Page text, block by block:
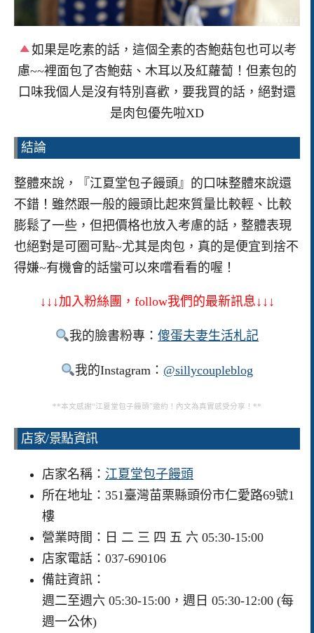
如果是吃素的話，這個全素的杏鮑菇包也可以考
慮~~裡面包了杏鮑菇、木耳以及紅蘿蔔！但素包的
口味我個人是沒有特別喜歡，要我買的話，絕對還
是肉包優先啦XD
結論
整體來說，『江夏堂包子饅頭』的口味整體來說還
不錯！雖然跟一般的饅頭比起來質量比較輕、比較
膨鬆了一些，但把價格也放入考慮的話，整體表現
也絕對是可圈可點~尤其是肉包，真的是便宜到捨不
得嫌~有機會的話蠻可以來嚐看看的喔！
↓↓↓加入粉絲團，follow我們的最新訊息↓↓↓
我的臉書粉專：傻蛋夫妻生活札記
我的Instagram： @sillycoupleblog
**本文感謝“江夏堂包子饅頭”邀約！內文為真實感受分享！ **
店家/景點資訊
店家名稱： 江夏堂包子饅頭
所在地址：351臺灣苗栗縣頭份市仁愛路69號1
樓
營業時間：日 二 三 四 五 六 05:30-15:00
店家電話：037-690106
備註資訊：
週二至週六 05:30-15:00，週日 05:30-12:00 (每
週一公休)